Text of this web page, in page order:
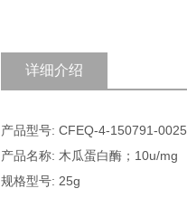
详细介绍
产品型号: CFEQ-4-150791-0025
产品名称: 木瓜蛋白酶；10u/mg
规格型号: 25g